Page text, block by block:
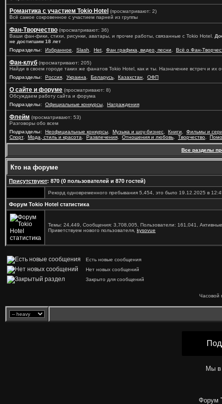
Романтика с участием Tokio Hotel (просматривают: 2)
Всё самое сокровенное с участием парней из группы
Фан-Творчество (просматривают: 36)
Ваши фан-фики, стихи, рисунки, аватары, и прочие работы, связанные с Tokio Hotel.
не достигшим 18 лет
Подразделы: Избранное Slash Het Фан графика, видео, песни Всё о Фан-
Фан-клуб (просматривают: 205)
Найди в своем городе таких же фанатов Tokio Hotel, как и ты. Назначение встреч и их
Подразделы: Россия Украина Беларусь Казахстан ОФП
О сайте и форуме (просматривают: 8)
Обсуждаем работу сайта и форума
Подразделы: Официальные конкурсы Награждения
Флейм (просматривают: 53)
Разговоры обо всем
Подразделы: Неофициальные конкурсы Музыка и шоу-бизнес Книги
Фильмы и
Спорт, Мода, стиль и красота Развлечения Отношения и любовь Творчество
Все разделы
Кто на форуме
Присутствуют: 870 (0 пользователей и 870 гостей)
Рекорд одновременного пребывания 5,454, это было 19.12.2025 в
Форум Tokio Hotel статистика
Темы: 24,449, Сообщения: 3,708,005, Пользователи: 161,041,
Приветствуем нового пользователя, kysovue
Есть новые сообщения
Нет новых сообщений
Закрыто для сообщений
Часовой
Мы в
Форум